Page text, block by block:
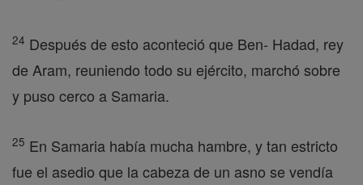
24 Después de esto aconteció que Ben- Hadad, rey
de Aram, reuniendo todo su ejército, marchó sobre
y puso cerco a Samaria.
25 En Samaria había mucha hambre, y tan estricto
fue el asedio que la cabeza de un asno se vendía